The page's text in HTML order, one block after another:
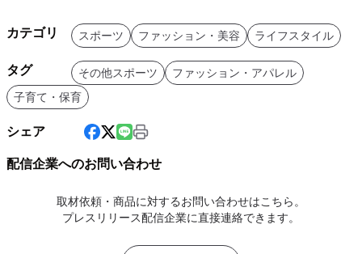
カテゴリ スポーツ ファッション・美容 ライフスタイル
タグ その他スポーツ
ファッション・アパレル
子育て・保育
シェア
配信企業へのお問い合わせ
取材依頼・商品に対するお問い合わせはこちら。
プレスリリース配信企業に直接連絡できます。